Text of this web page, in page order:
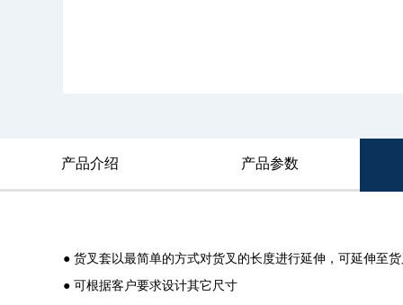
产品介绍 产品参数
● 货叉套以最简单的方式对货叉的长度进行延伸，可延伸至
● 可根据客户要求设计其它尺寸